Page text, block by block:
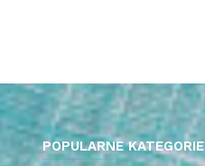
POPULARNE KATEGORIE